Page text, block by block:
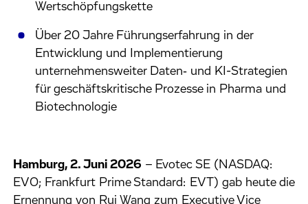
Wertschöpfungskette
Über 20 Jahre Führungserfahrung in der
Entwicklung und Implementierung
unternehmensweiter Daten‑ und KI-Strategien
für geschäftskritische Prozesse in Pharma und
Biotechnologie
Hamburg, 2. Juni 2026 – Evotec SE (NASDAQ:
EVO; Frankfurt Prime Standard: EVT) gab heute die
Ernennung von Rui Wang zum Executive Vice